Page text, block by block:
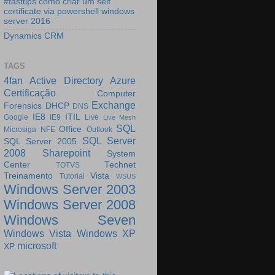
certificate via powershell windows
server 2016
Dynamics CRM
TAGS
4fan Active Directory
Azure
Certificação
Computer
Forensics DHCP DNS Exchange
Google IE8 IE9 ITIL Live Live Mesh
Microsiga NFE Office Outlook SQL
SQL Server 2005
SQL Server
2008
Sharepoint
System
Center
TOTVS
Technet
Treinamento
Tutorial Vista WSUS
Windows Server 2003
Windows Server 2008
Windows Seven
Windows Vista Windows XP
XP microsoft